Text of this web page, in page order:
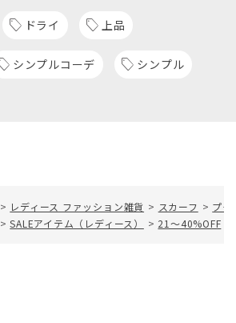
ドライ 上品
シンプルコーデ シンプル
> レディース ファッション雑貨 > スカーフ > プチ
> SALEアイテム（レディース） > 21～40%OFF